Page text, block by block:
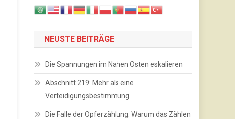
NEUSTE BEITRÄGE
Die Spannungen im Nahen Osten eskalieren
Abschnitt 219: Mehr als eine
Verteidigungsbestimmung
Die Falle der Opferzählung: Warum das Zählen